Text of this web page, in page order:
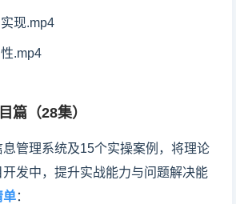
现.mp4
.mp4
篇（28集）
管理系统及15个实操案例，将理论
发中，提升实战能力与问题解决能
单：